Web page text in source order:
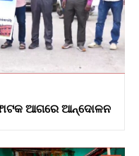
ଆଗରେ ଆନ୍ଦୋଳନ